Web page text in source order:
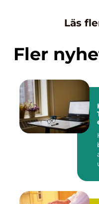
Läs
Fler